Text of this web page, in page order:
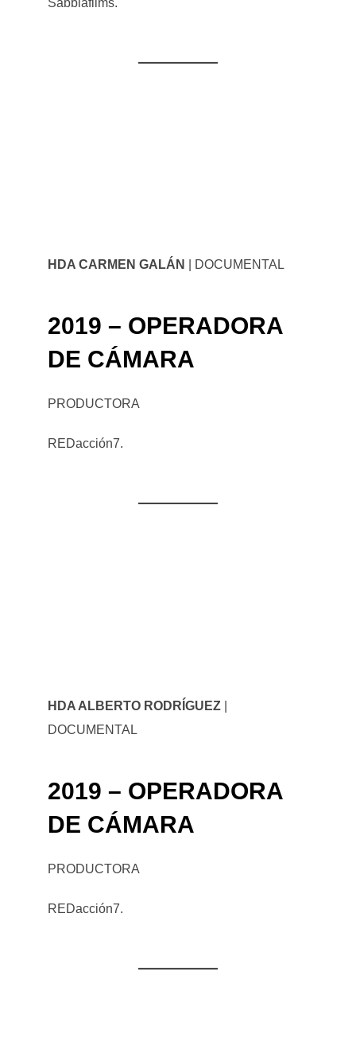
HDA CARMEN GALÁN | DOCUMENTAL
2019 – OPERADORA
DE CÁMARA
PRODUCTORA
REDacción7.
HDA ALBERTO RODRÍGUEZ
DOCUMENTAL
2019 – OPERADORA
DE CÁMARA
PRODUCTORA
REDacción7.